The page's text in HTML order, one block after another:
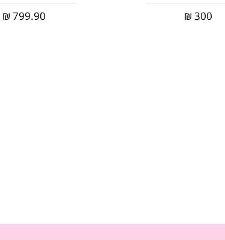
300
₪
799.90
₪